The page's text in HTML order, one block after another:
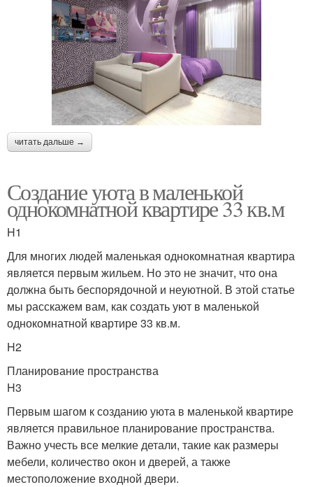
читать дальше →
Создание уюта в маленькой
однокомнатной квартире 33 кв.м
H1
Для многих людей маленькая однокомнатная квартира
является первым жильем. Но это не значит, что она
должна быть беспорядочной и неуютной. В этой статье
мы расскажем вам, как создать уют в маленькой
однокомнатной квартире 33 кв.м.
H2
Планирование пространства
H3
Первым шагом к созданию уюта в маленькой квартире
является правильное планирование пространства.
Важно учесть все мелкие детали, такие как размеры
мебели, количество окон и дверей, а также
местоположение входной двери.